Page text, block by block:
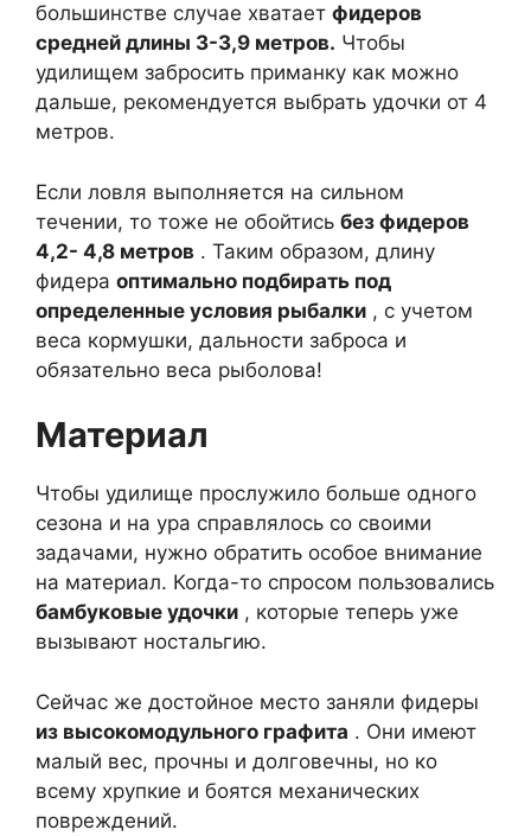
большинстве случае хватает фидеров
средней длины 3-3,9 метров. Чтобы
удилищем забросить приманку как можно
дальше, рекомендуется выбрать удочки от 4
метров.
Если ловля выполняется на сильном
течении, то тоже не обойтись без фидеров
4,2- 4,8 метров . Таким образом, длину
фидера оптимально подбирать под
определенные условия рыбалки , с учетом
веса кормушки, дальности заброса и
обязательно веса рыболова!
Материал
Чтобы удилище прослужило больше одного
сезона и на ура справлялось со своими
задачами, нужно обратить особое внимание
на материал. Когда-то спросом пользовались
бамбуковые удочки , которые теперь уже
вызывают ностальгию.
Сейчас же достойное место заняли фидеры
из высокомодульного графита . Они имеют
малый вес, прочны и долговечны, но ко
всему хрупкие и боятся механических
повреждений.